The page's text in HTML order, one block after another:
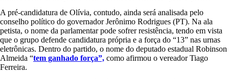
A pré-candidatura de Olívia, contudo, ainda será analisada pelo
conselho político do governador Jerônimo Rodrigues (PT). Na ala
petista, o nome da parlamentar pode sofrer resistência, tendo em vista
que o grupo defende candidatura própria e a força do “13” nas urnas
eletrônicas. Dentro do partido, o nome do deputado estadual Robinson
Almeida “tem ganhado força”, como afirmou o vereador Tiago
Ferreira.